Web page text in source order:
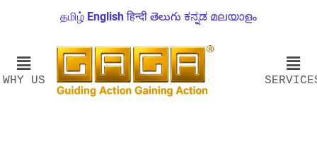
தமிழ் English हिन्दी తెలుగు ಕನ್ನಡ മലയാളം
WHY US